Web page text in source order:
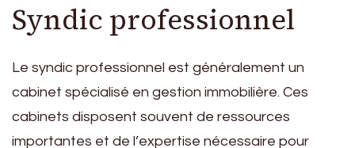
Syndic professionnel
Le syndic professionnel est généralement un
cabinet spécialisé en gestion immobilière. Ces
cabinets disposent souvent de ressources
importantes et de l’expertise nécessaire pour